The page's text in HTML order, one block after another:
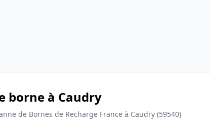
borne à Caudry
de Bornes de Recharge France à Caudry (59540)